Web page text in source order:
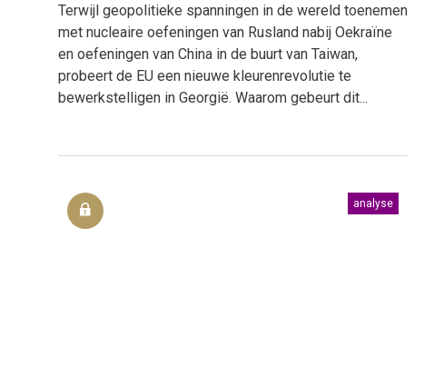
Terwijl geopolitieke spanningen in de wereld toenemen
met nucleaire oefeningen van Rusland nabij Oekraïne
en oefeningen van China in de buurt van Taiwan,
probeert de EU een nieuwe kleurenrevolutie te
bewerkstelligen in Georgië. Waarom gebeurt dit...
analyse